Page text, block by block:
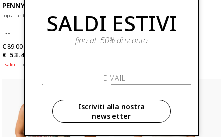
PENNYBLACK
top a fantasia botanica pbipasso
38
€ 89.00
€ 53.40
saldi nuovi arrivi
top bustier pbpclarino
38 48
SALDI ESTIVI
fino al -50% di sconto
Iscriviti alla nostra
newsletter